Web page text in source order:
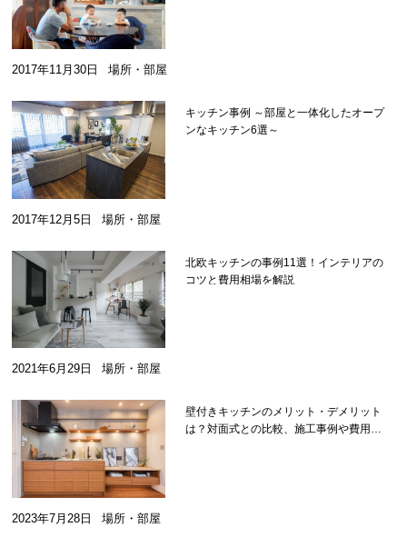
2017年11月30日 場所・部屋
キッチン事例 ～部屋と一体化したオープ
ンなキッチン6選～
2017年12月5日 場所・部屋
北欧キッチンの事例11選！インテリアの
コツと費用相場を解説
2021年6月29日 場所・部屋
壁付きキッチンのメリット・デメリット
は？対面式との比較、施工事例や費用を
2023年7月28日 場所・部屋